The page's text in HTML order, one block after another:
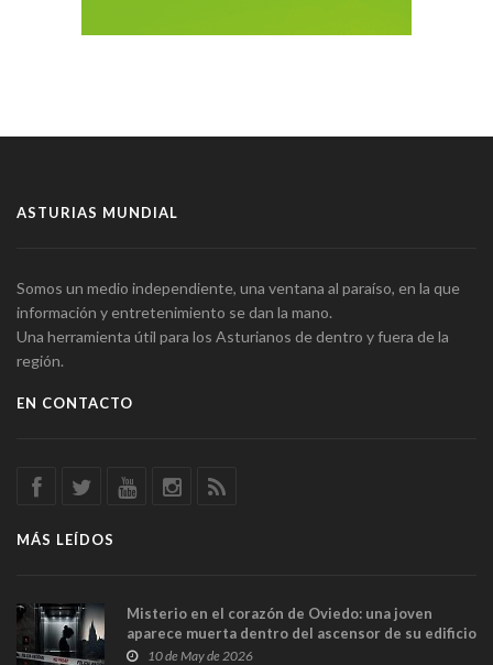
ASTURIAS MUNDIAL
Somos un medio independiente, una ventana al paraíso, en la que
información y entretenimiento se dan la mano.
Una herramienta útil para los Asturianos de dentro y fuera de la
región.
EN CONTACTO
MÁS LEÍDOS
Misterio en el corazón de Oviedo: una joven
aparece muerta dentro del ascensor de su edificio
y las cámaras captan sus últimos minutos
10 de May de 2026